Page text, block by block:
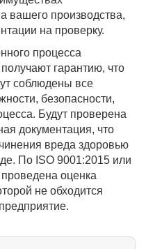
вашего производства,
на проверку.
процесса
гарантию, что
соблюдены все
безопасности,
Будут проверена
документация, что
вреда здоровью
По ISO 9001:2015 или
оценка
не обходится